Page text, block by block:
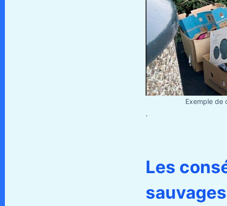
Exemple de
.
Les